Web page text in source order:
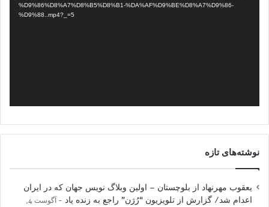
%D9%86%D8%A7%D8%B5%D8%B1-%DA%AF%D9%BE%D8%A7%D9%86-
%D9%88..mp4?_=5
نوشته‌های تازه
یعقوب مهرنهاد از بلوچستان – اولین وبلاگ نویس جهان که در ایران
اعدام شد/ گزارش از تلویزیون “رُژن” راجع به زنده یاد
آگوست 4,